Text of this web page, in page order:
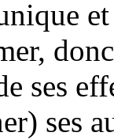
ses
ses